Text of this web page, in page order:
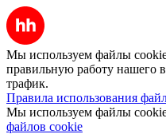
Мы используем файлы
правильную работу нашего
трафик.
Правила использования
Мы используем файлы
файлов cookie